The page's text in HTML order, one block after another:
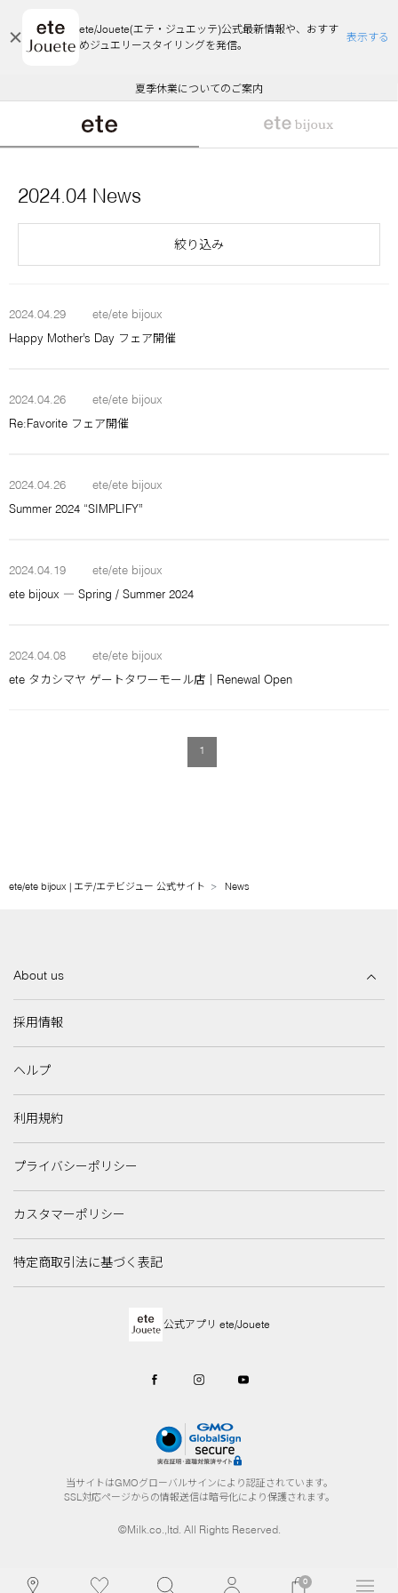
ete/Jouete(エテ・ジュエッテ)公式最新情報や、おすす
めジュエリースタイリングを発信。
表示する
エコラッピング及びエコポイント付与のご案内
ご注文いただいたお品物のお届け状況について
夏季休業についてのご案内
WEB Limited Items >>
採用のご案内
悪質な偽サイトにご注意ください
エコラッピング及びエコポイント付与のご案内
ご注文いただいたお品物のお届け状況について
2024.04 News
絞り込み
2024.04.29
ete/ete bijoux
Happy Mother’s Day フェア開催
2024.04.26
ete/ete bijoux
Re:Favorite フェア開催
2024.04.26
ete/ete bijoux
Summer 2024 “SIMPLIFY”
2024.04.19
ete/ete bijoux
ete bijoux ― Spring / Summer 2024
2024.04.08
ete/ete bijoux
ete タカシマヤ ゲートタワーモール店｜Renewal Open
1
ete/ete bijoux | エテ/エテビジュー 公式サイト News
About us
採用情報
ヘルプ
利用規約
プライバシーポリシー
カスタマーポリシー
特定商取引法に基づく表記
公式アプリ ete/Jouete
当サイトはGMOグローバルサインにより認証されています。
SSL対応ページからの情報送信は暗号化により保護されます。
©Milk.co.,ltd. All Rights Reserved.
0